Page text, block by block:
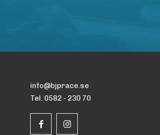
info@bjprace.se
Tel. 0582 - 230 70